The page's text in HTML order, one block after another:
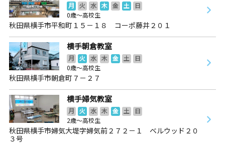
月 火 水 木 金 土
日
0歳～高校生
秋田県横手市平和町１５－１８ コーポ藤井２０１
横手朝倉教室
月 火 水 木 金 土
日
0歳～高校生
秋田県横手市朝倉町７－２７
横手婦気教室
月 火 水 木 金 土
日
2歳～高校生
秋田県横手市婦気大堤字婦気前２７２－１ ベルウッド２０
３号